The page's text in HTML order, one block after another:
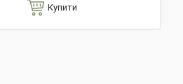
Купити